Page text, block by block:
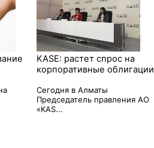
KASE: растет спрос на
корпоративные облигации
Сегодня в Алматы
Председатель правления АО
«KAS...